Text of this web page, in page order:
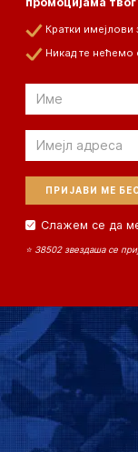
Кратки имејлови
Никад те
Email
Email
Слажем се да
⭐ 38502 звездаша се